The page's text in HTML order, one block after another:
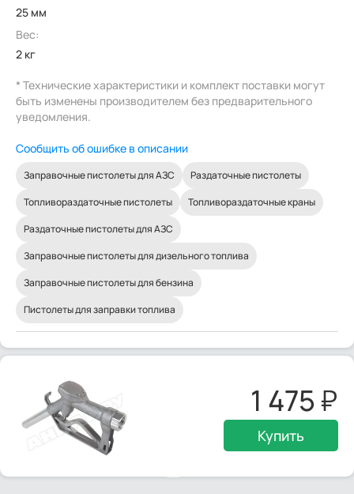
25 мм
Вес:
2 кг
* Технические характеристики и комплект поставки могут
быть изменены производителем без предварительного
уведомления.
Сообщить об ошибке в описании
Заправочные пистолеты для АЗС
Раздаточные пистолеты
Топливораздаточные пистолеты
Топливораздаточные краны
Раздаточные пистолеты для АЗС
Заправочные пистолеты для дизельного топлива
Заправочные пистолеты для бензина
Пистолеты для заправки топлива
1 475
Купить